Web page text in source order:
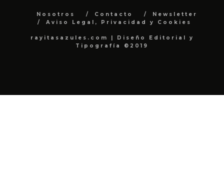
Nosotros Contacto
Newsletter
Aviso Legal, Privacidad y Cookies
rayitasazules.com | Diseño Editorial y
Tipografía ©2019